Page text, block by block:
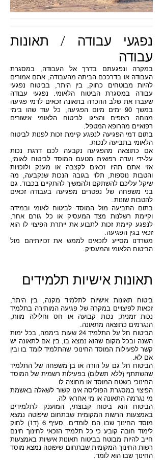
נפגעי עבודה / תאונות
עבודה
במקרה ונפגעתם בדרך אל העבודה, במסגרת
העבודה או בדרככם הביתה מהעבודה, אתם אמורים
להיות מבוטחים כחוק, בין היתר, בביטוח נפגעי
עבודה במסגרת הביטוח הלאומי. נפגעי עבודה
שעברו את שלב ההכרה בתאונה זכאים לדמי פגיעה
במשך 90 ימים מיום הפגיעה, כל עוד שהו בימי
מנוחה רצופים והציגו לביטוח הלאומי אישורים
רפואיים מהרופא המטפל.
בתום דמי הפגיעה לנפגע קיימת זכות לפנות לביטוח
הלאומי בתביעה לנכות.
אם כתוצאה מהפגיעה נקבעה לכם דרגת נכות
על-ידי ועדה רפואית מטעם המוסד לביטוח לאומי,
אזי אתם תהיו זכאים לקצבה או מענק ולזכויות
והטבות נוספות, תלוי בגובה הנכות שנקבעה, מה
שיקל עליכם להשתקם ולהמשיך להתקיים בכבוד. גם
בני משפחה של נפטרים מפגיעה בעבודה זכאים
להטבות שונות.
בתום התביעה מול המוסד לביטוח לאומי ובמידה
וקיימת רשלנות מצד המעסיק או כל גורם אחר,
לנפגע קיימת זכות לתבוע את ייתרת הפיצוי לו הוא
זכאי בגין הפגיעה.
משרדנו מסייע לזכאים לממש את זכויותיהם מול
הביטוח הלאומי והמעסיק.
תאונות אישיות תלמידים
ביטוח תאונות אישיות לתלמיד מקנה, בין היתר,
זכאות לפיצויים במקרה של פגיעה המותירה בתלמיד
נכות זמנית, נכות קבועה או חס וחלילה מוות,
הנגרמים כתוצאה מתאונה.
הביטוח חל על התלמיד 24 שעות ביממה, בכל ימות
השנה ובכל מקום שהוא נמצא בו, בין אם לתאונה יש
קשר לפעילות המוסד החינוכי שהתלמיד לומד בו ובין
אם לא.
הביטוח חל גם על הורה או בן משפחה של התלמיד
שהשתתף (ללא תשלום) בפעילות רשמית של המוסד
החינוכי בשטח המוסד או מחוצה לו.
הפיצוי במסגרת הפוליסה אינו קשור לשאלה באשמת
מי נגרמה התאונה או מי אחראי לה.
הביטוח הוא ביטוח קבוצתי, המוענק לתלמידים
באמצעות הרשות המקומית שבתחום שיפוטה נמצא
מוסד החינוך שבו הם לומדים. סעיף 6 (ד1) לחוק
לימוד חובה קובע כי כל תלמיד הזכאי לחינוך חינם
חייב להיות מבוטח בביטוח תאונות אישיות באמצעות
רשות החינוך המקומית שבתחום שיפוטה נמצא מוסד
החינוך שבו הוא לומד.